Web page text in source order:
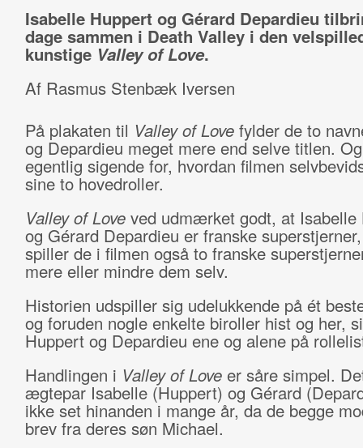
Isabelle Huppert og Gérard Depardieu
dage sammen i Death Valley i den
kunstige Valley of Love.
Af Rasmus Stenbæk Iversen
På plakaten til Valley of Lovefylder de to
og Depardieu meget mere end selve titlen.
egentlig sigende for, hvordan filmen
sine to hovedroller.
Valley of Loveved udmærket godt, at Isabelle
og Gérard Depardieu er franske
spiller de i filmen også to franske
mere eller mindre dem selv.
Historien udspiller sig udelukkende på ét
og foruden nogle enkelte biroller hist og her,
Huppert og Depardieu ene og alene på
Handlingen i Valley of Loveer såre simpel.
ægtepar Isabelle (Huppert) og Gérard
ikke set hinanden i mange år, da de begge
brev fra deres søn Michael.